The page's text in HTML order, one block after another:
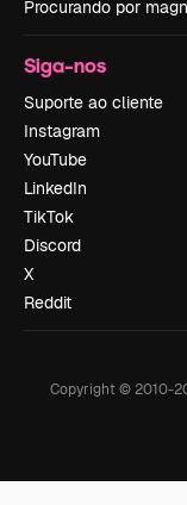
Procurando por
Siga-nos
Suporte ao cliente
Instagram
YouTube
LinkedIn
TikTok
Discord
X
Reddit
Copyright © 2010-